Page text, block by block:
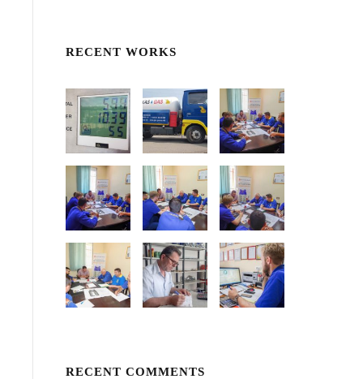
RECENT WORKS
RECENT COMMENTS